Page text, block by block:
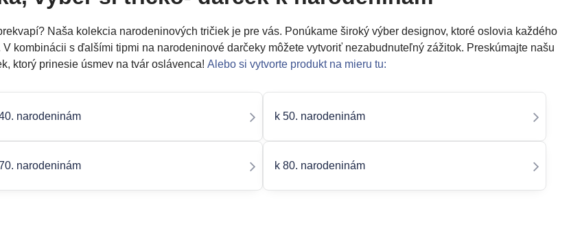
Naša kolekcia narodeninových tričiek je pre vás. Ponúkame široký výber designov, ktoré oslovia každého
kombinácii s ďalšími tipmi na narodeninové darčeky môžete vytvoriť nezabudnuteľný zážitok. Preskúmajte našu
ktorý prinesie úsmev na tvár oslávenca! Alebo si vytvorte produkt na mieru tu:
narodeninám k 50. narodeninám
narodeninám k 80. narodeninám